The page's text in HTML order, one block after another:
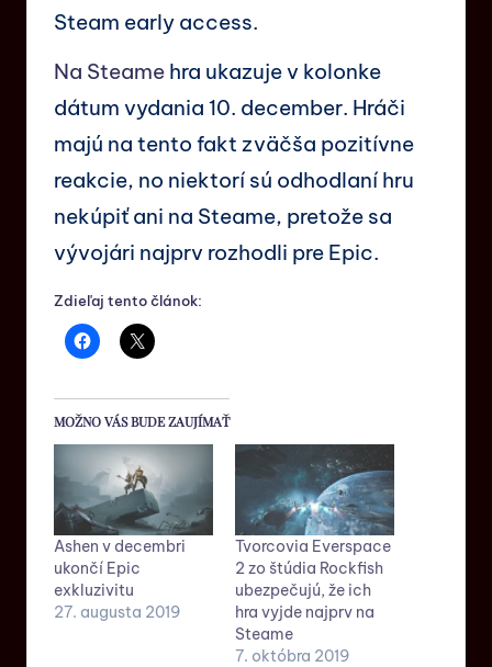
Steam early access.
Na Steame hra ukazuje v kolonke
dátum vydania 10. december. Hráči
majú na tento fakt zväčša pozitívne
reakcie, no niektorí sú odhodlaní hru
nekúpiť ani na Steame, pretože sa
vývojári najprv rozhodli pre Epic.
Zdieľaj tento článok:
MOŽNO VÁS BUDE ZAUJÍMAŤ
Ashen v decembri
ukončí Epic
exkluzivitu
27. augusta 2019
Tvorcovia Everspace
2 zo štúdia Rockfish
ubezpečujú, že ich
hra vyjde najprv na
Steame
7. októbra 2019